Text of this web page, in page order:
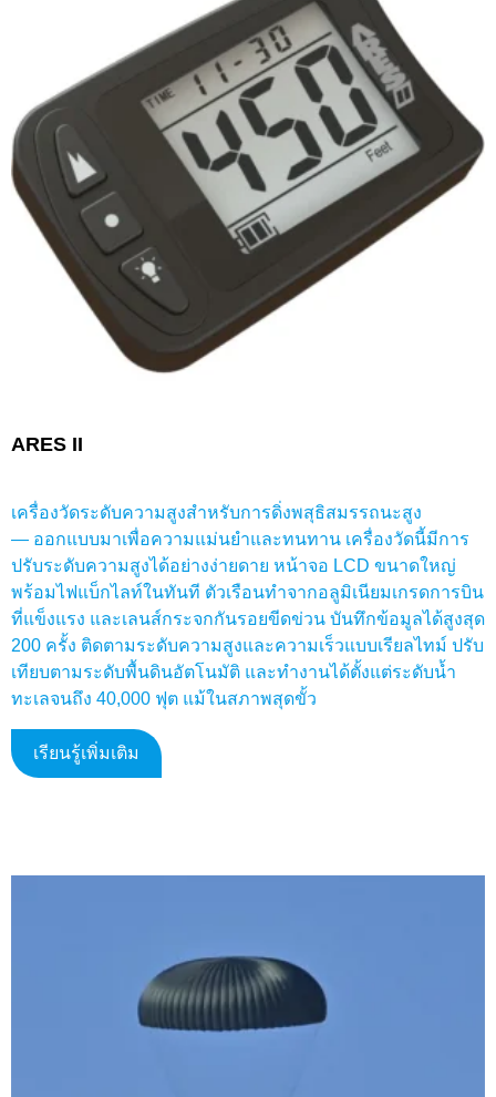
ARES II
เครื่องวัดระดับความสูงสำหรับการดิ่งพสุธิสมรรถนะสูง
— ออกแบบมาเพื่อความแม่นยำและทนทาน เครื่องวัดนี้มีการ
ปรับระดับความสูงได้อย่างง่ายดาย หน้าจอ LCD ขนาดใหญ่
พร้อมไฟแบ็กไลท์ในทันที ตัวเรือนทำจากอลูมิเนียมเกรดการบิน
ที่แข็งแรง และเลนส์กระจกกันรอยขีดข่วน บันทึกข้อมูลได้สูงสุด
200 ครั้ง ติดตามระดับความสูงและความเร็วแบบเรียลไทม์ ปรับ
เทียบตามระดับพื้นดินอัตโนมัติ และทำงานได้ตั้งแต่ระดับน้ำ
ทะเลจนถึง 40,000 ฟุต แม้ในสภาพสุดขั้ว
เรียนรู้เพิ่มเติม